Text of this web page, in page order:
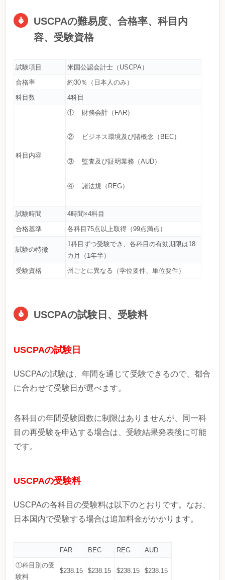
USCPAの難易度、合格率、科目内
容、受験資格
試験項目
米国公認会計士（USCPA）
合格率
約30％（日本人のみ）
科目数
4科目
科目内容
① 財務会計（FAR）
② ビジネス環境及び諸概念（BEC）
③ 監査及び証明業務（AUD）
④ 諸法規（REG）
試験時間
4時間×4科目
合格基準
各科目75点以上取得（99点満点）
試験の特徴
1科目ずつ受験でき、各科目の有効期限は18
カ月（1年半）
受験資格
州ごとに異なる（学位要件、単位要件）
USCPAの試験日、受験料
USCPAの試験日
USCPAの試験は、年間を通じて受験できるので、都合
に合わせて受験日が選べます。
各科目の年間受験回数に制限はありませんが、同一科
目の再受験を申込する場合は、受験結果発表後に可能
です。
USCPAの受験料
USCPAの各科目の受験料は以下のとおりです。なお、
日本国内で受験する場合は追加料金がかかります。
FAR BEC REG
AUD
①科目別の受
験料
$238.15 $238.15 $238.15 $238.15